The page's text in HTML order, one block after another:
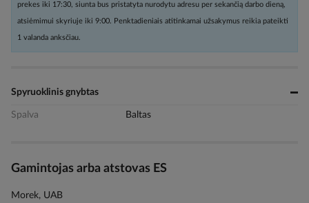
prekes iki 17:30, siunta bus pristatyta nurodytu adresu per sekančią darbo dieną,
atsiėmimui skyriuje iki 9:00. Penktadieniais atitinkamai užsakymus reikia pateikti
1 valanda anksčiau.
Spyruoklinis gnybtas
Spalva Baltas
Gamintojas arba atstovas ES
Morek, UAB